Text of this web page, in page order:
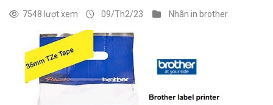
7548 lượt xem 09/Th2/23 Nhãn in brother